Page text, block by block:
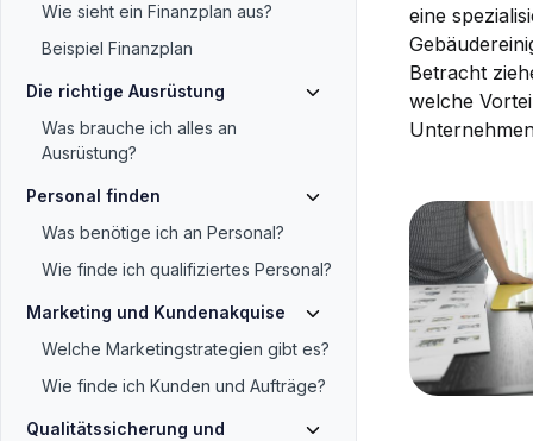
Wie sieht ein Finanzplan aus?
Beispiel Finanzplan
Die richtige Ausrüstung
Was brauche ich alles an
Ausrüstung?
Personal finden
Was benötige ich an Personal?
Wie finde ich qualifiziertes Personal?
Marketing und Kundenakquise
Welche Marketingstrategien gibt es?
Wie finde ich Kunden und Aufträge?
Qualitätssicherung und
eine
Betracht
welche